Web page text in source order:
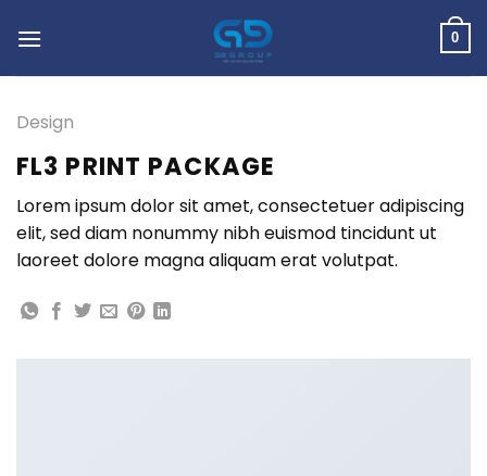
0
Design
FL3 PRINT PACKAGE
Lorem ipsum dolor sit amet, consectetuer adipiscing
elit, sed diam nonummy nibh euismod tincidunt ut
laoreet dolore magna aliquam erat volutpat.